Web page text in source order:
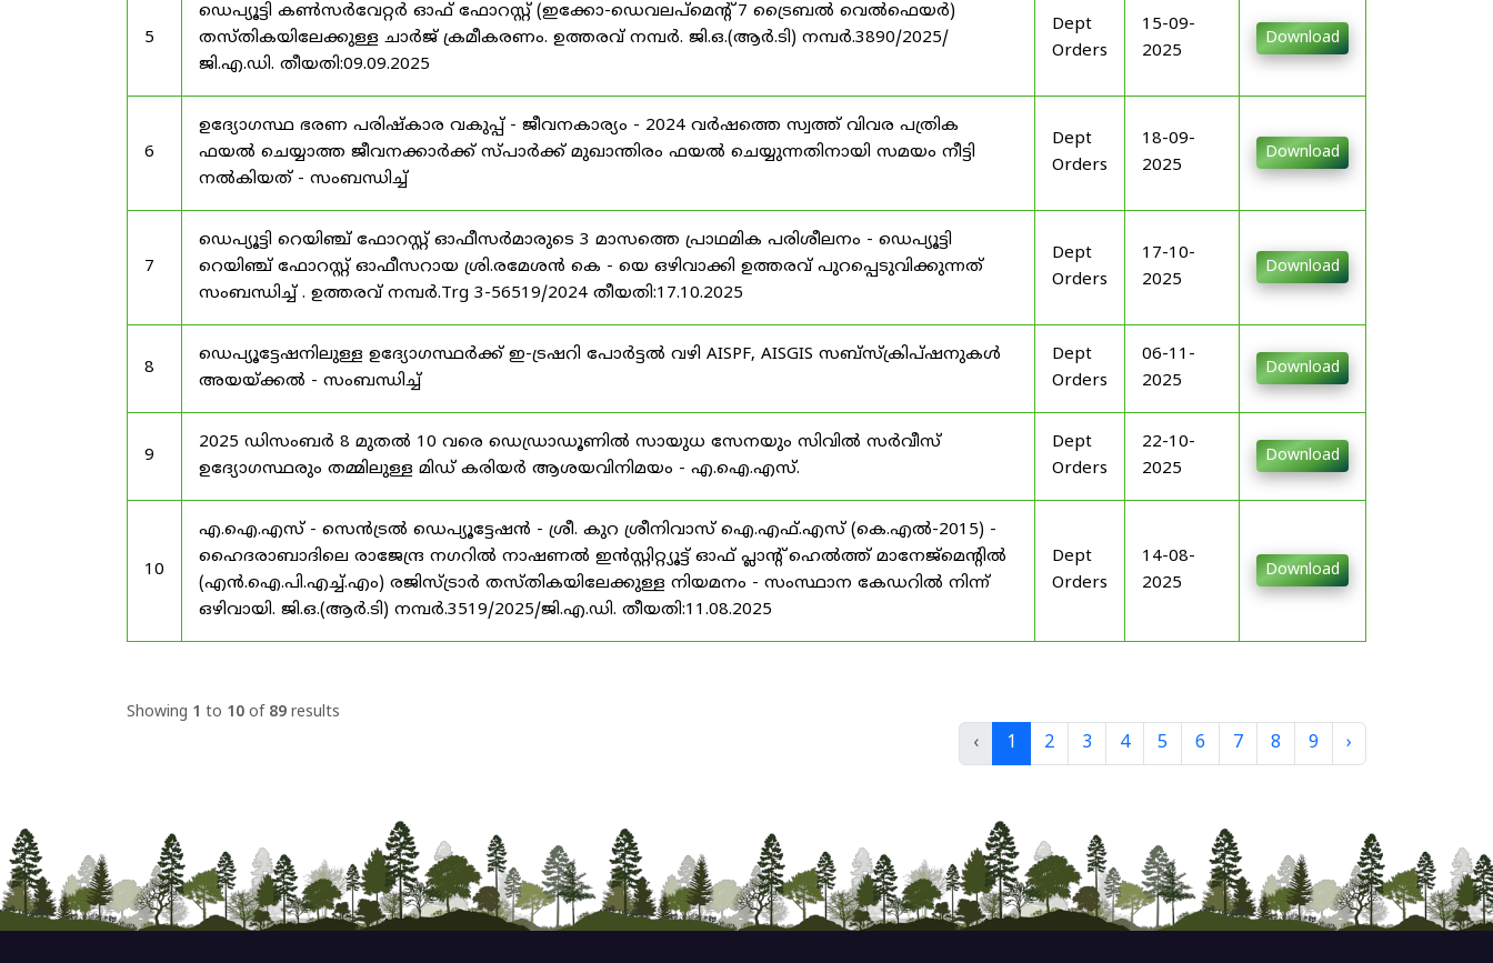
5
ഡെപ്യൂട്ടി കൺസർവേറ്റർ ഓഫ് ഫോറസ്റ്റ് (ഇക്കോ-ഡെവലപ്മെന്റ് 7 ട്രൈബൽ വെൽഫെയർ)
തസ്തികയിലേക്കുള്ള ചാർജ് ക്രമീകരണം. ഉത്തരവ് നമ്പർ. ജി.ഒ.(ആർ.ടി) നമ്പർ.3890/2025/
ജി.എ.ഡി. തീയതി:09.09.2025
Dept
Orders
15-09-
2025
Download
6
ഉദ്യോഗസ്ഥ ഭരണ പരിഷ്കാര വകുപ്പ് - ജീവനകാര്യം - 2024 വർഷത്തെ സ്വത്ത് വിവര പത്രിക
ഫയൽ ചെയ്യാത്ത ജീവനക്കാർക്ക് സ്പാർക്ക് മുഖാന്തിരം ഫയൽ ചെയ്യുന്നതിനായി സമയം നീട്ടി
നൽകിയത് - സംബന്ധിച്ച്
Dept
Orders
18-09-
2025
Download
7
ഡെപ്യൂട്ടി റെയിഞ്ച് ഫോറസ്റ്റ് ഓഫീസർമാരുടെ 3 മാസത്തെ പ്രാഥമിക പരിശീലനം - ഡെപ്യൂട്ടി
റെയിഞ്ച് ഫോറസ്റ്റ് ഓഫീസറായ ശ്രി.രമേശൻ കെ - യെ ഒഴിവാക്കി ഉത്തരവ് പുറപ്പെടുവിക്കുന്നത്
സംബന്ധിച്ച് . ഉത്തരവ് നമ്പർ.Trg 3-56519/2024 തീയതി:17.10.2025
Dept
Orders
17-10-
2025
Download
8
ഡെപ്യൂട്ടേഷനിലുള്ള ഉദ്യോഗസ്ഥർക്ക് ഇ-ട്രഷറി പോർട്ടൽ വഴി AISPF, AISGIS സബ്‌സ്‌ക്രിപ്‌ഷനുകൾ
അയയ്ക്കൽ - സംബന്ധിച്ച്
Dept
Orders
06-11-
2025
Download
9
2025 ഡിസംബർ 8 മുതൽ 10 വരെ ഡെഡ്രാഡൂണിൽ സായുധ സേനയും സിവിൽ സർവീസ്
ഉദ്യോഗസ്ഥരും തമ്മിലുള്ള മിഡ് കരിയർ ആശയവിനിമയം - എ.ഐ.എസ്.
Dept
Orders
22-10-
2025
Download
10
എ.ഐ.എസ് - സെൻട്രൽ ഡെപ്യൂട്ടേഷൻ - ശ്രീ. കുറ ശ്രീനിവാസ് ഐ.എഫ്.എസ് (കെ.എൽ-2015) -
ഹൈദരാബാദിലെ രാജേന്ദ്ര നഗറിൽ നാഷണൽ ഇൻസ്റ്റിറ്റ്യൂട്ട് ഓഫ് പ്ലാന്റ് ഹെൽത്ത് മാനേജ്‌മെന്റിൽ
(എൻ.ഐ.പി.എച്ച്.എം) രജിസ്ട്രാർ തസ്തികയിലേക്കുള്ള നിയമനം - സംസ്ഥാന കേഡറിൽ നിന്ന്
ഒഴിവായി. ജി.ഒ.(ആർ.ടി) നമ്പർ.3519/2025/ജി.എ.ഡി. തീയതി:11.08.2025
Dept
Orders
14-08-
2025
Download
Showing 1 to 10 of 89 results
‹ 1 2 3 4 5 6 7 8 9 ›